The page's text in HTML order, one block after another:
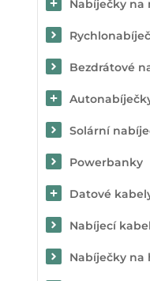
Nabíječky na
Bezdrátové
Solární
Powerbanky
Datové
Nabíjecí
Nabíječky na